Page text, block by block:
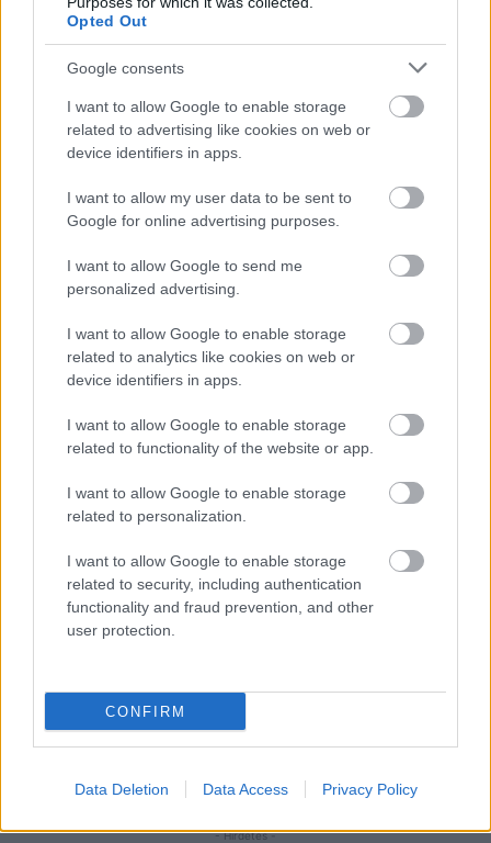
Opted Out
Google consents
I want to allow Google to enable storage
related to advertising like cookies on web or
device identifiers in apps.
I want to allow my user data to be sent to
Google for online advertising purposes.
I want to allow Google to send me
personalized advertising.
I want to allow Google to enable storage
related to analytics like cookies on web or
device identifiers in apps.
I want to allow Google to enable storage
related to functionality of the website or app.
I want to allow Google to enable storage
related to personalization.
I want to allow Google to enable storage
related to security, including authentication
functionality and fraud prevention, and other
user protection.
CONFIRM
Data Deletion Data Access Privacy Policy